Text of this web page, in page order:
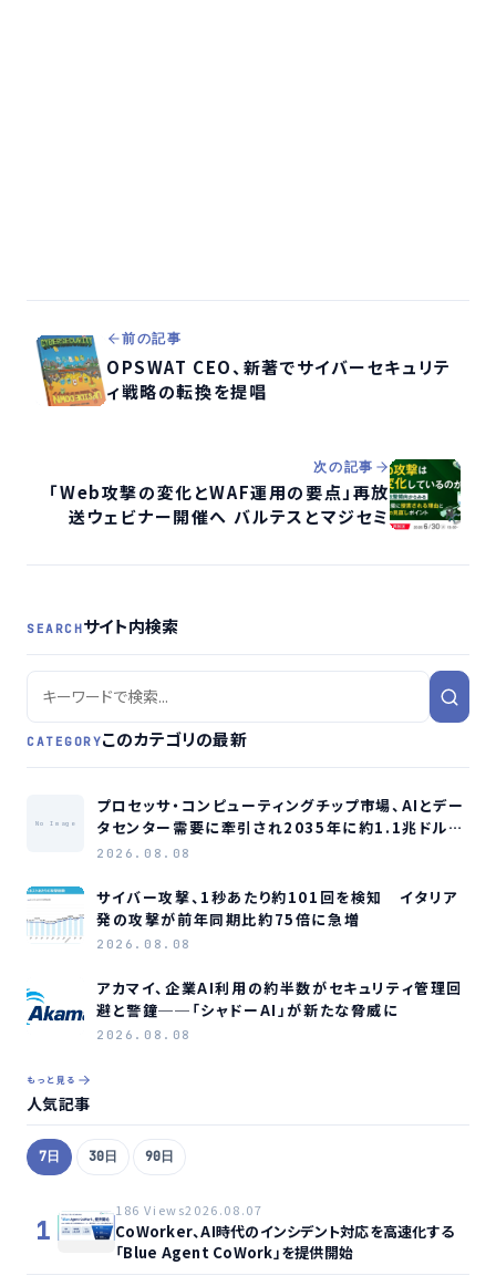
前の記事
OPSWAT CEO、新著でサイバーセキュリテ
ィ戦略の転換を提唱
次の記事
「Web攻撃の変化とWAF運用の要点」再放
送ウェビナー開催へ バルテスとマジセミ
SEARCHサイト内検索
CATEGORYこのカテゴリの最新
No Image
プロセッサ・コンピューティングチップ市場、AIとデー
タセンター需要に牽引され2035年に約1.1兆ドル規
模へ成長か
2026.08.08
サイバー攻撃、1秒あたり約101回を検知 イタリア
発の攻撃が前年同期比約75倍に急増
2026.08.08
アカマイ、企業AI利用の約半数がセキュリティ管理回
避と警鐘──「シャドーAI」が新たな脅威に
2026.08.08
もっと見る
人気記事
7日 30日 90日
1
186 Views2026.08.07
CoWorker、AI時代のインシデント対応を高速化する
「Blue Agent CoWork」を提供開始